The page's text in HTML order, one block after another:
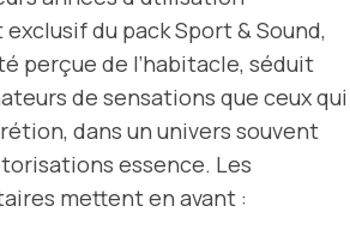
exclusif du pack Sport & Sound,
perçue de l’habitacle, séduit
de sensations que ceux qui
dans un univers souvent
essence. Les
mettent en avant :